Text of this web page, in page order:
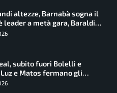
altezze, Barnabà sogna il
leader a metà gara, Baraldi
subito fuori Bolelli e
e Matos fermano gli